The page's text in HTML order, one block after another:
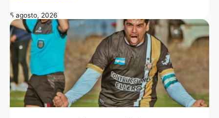
5 agosto, 2026